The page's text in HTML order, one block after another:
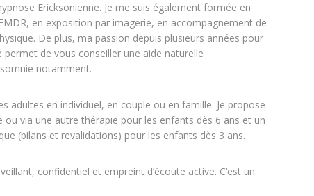
Ericksonienne. Je me suis également formée en
en exposition par imagerie, en accompagnement de
De plus, ma passion depuis plusieurs années pour
permet de vous conseiller une aide naturelle
notamment.
adultes en individuel, en couple ou en famille. Je propose
via une autre thérapie pour les enfants dès 6 ans et un
(bilans et revalidations) pour les enfants dès 3 ans.
confidentiel et empreint d’écoute active. C’est un